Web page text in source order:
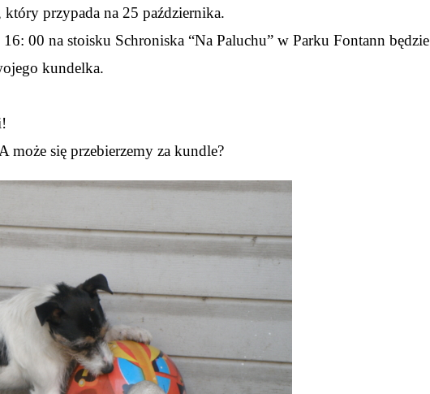
przypada na 25 października.
00 na stoisku Schroniska “Na Paluchu” w Parku Fontann będzie
kundelka.
może się przebierzemy za kundle?